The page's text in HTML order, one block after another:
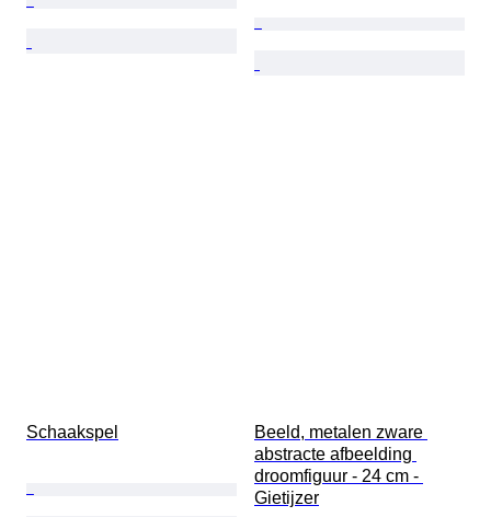
Schaakspel
Beeld, metalen zware
abstracte afbeelding
droomfiguur - 24 cm -
Gietijzer